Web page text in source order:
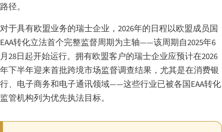
路径。
对于具有欧盟业务的瑞士企业，2026年的日程以欧盟成员国
EAA转化立法首个完整监督周期为主轴——该周期自2025年6
月28日起开始运行。拥有欧盟客户的瑞士企业应预计在2026
年下半年迎来首批跨境市场监督调查结果，尤其是在消费银
行、电子商务和电子通讯领域——这些行业已被各国EAA转化
监管机构列为优先执法目标。